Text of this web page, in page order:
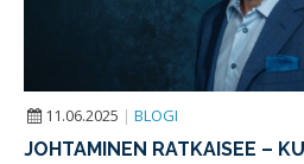
11.06.2025 | BLOGI
JOHTAMINEN RATKAISEE –